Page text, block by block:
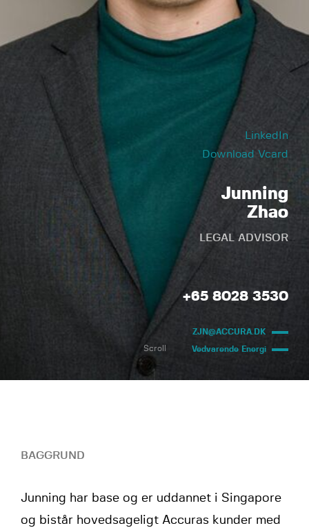
LinkedIn
Download Vcard
Junning
Zhao
LEGAL ADVISOR
+65 8028 3530
ZJN@ACCURA.DK
Vedvarende Energi
Scroll
BAGGRUND
Junning har base og er uddannet i Singapore
og bistår hovedsageligt Accuras kunder med